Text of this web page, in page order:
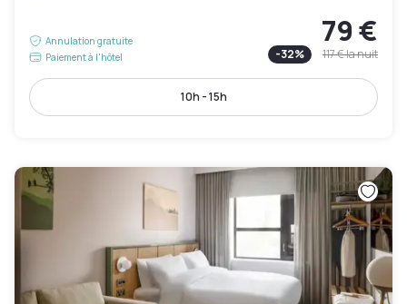
Annulation gratuite
Paiement à l'hôtel
79 €
-32% 117 €la nuit
10h - 15h